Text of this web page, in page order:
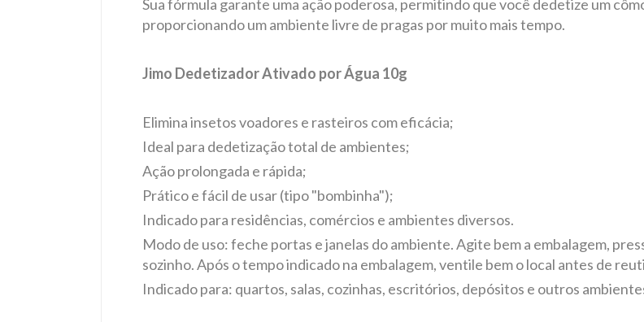
Sua fórmula garante uma ação poderosa, permitindo que você dedetize um
proporcionando um ambiente livre de pragas por muito mais tempo.
Jimo Dedetizador Ativado por Água 10g
Elimina insetos voadores e rasteiros com eficácia;
Ideal para dedetização total de ambientes;
Ação prolongada e rápida;
Prático e fácil de usar (tipo "bombinha");
Indicado para residências, comércios e ambientes diversos.
Modo de uso: feche portas e janelas do ambiente. Agite bem a embalagem,
sozinho. Após o tempo indicado na embalagem, ventile bem o local antes de
Indicado para: quartos, salas, cozinhas, escritórios, depósitos e outros